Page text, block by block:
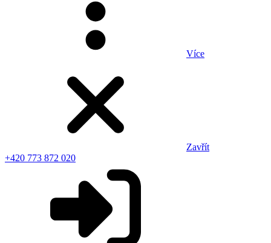
Více
Zavřít
+420 773 872 020